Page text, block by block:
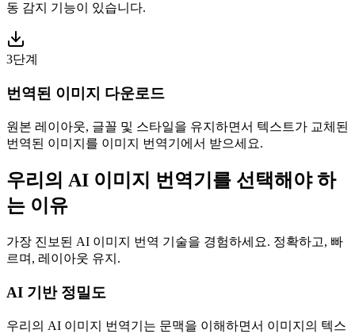
동 감지 기능이 있습니다.
3단계
번역된 이미지 다운로드
원본 레이아웃, 글꼴 및 스타일을 유지하면서 텍스트가 교체된
번역된 이미지를 이미지 번역기에서 받으세요.
우리의 AI 이미지 번역기를 선택해야 하
는 이유
가장 진보된 AI 이미지 번역 기술을 경험하세요. 정확하고, 빠
르며, 레이아웃 유지.
AI 기반 정밀도
우리의 AI 이미지 번역기는 문맥을 이해하면서 이미지의 텍스